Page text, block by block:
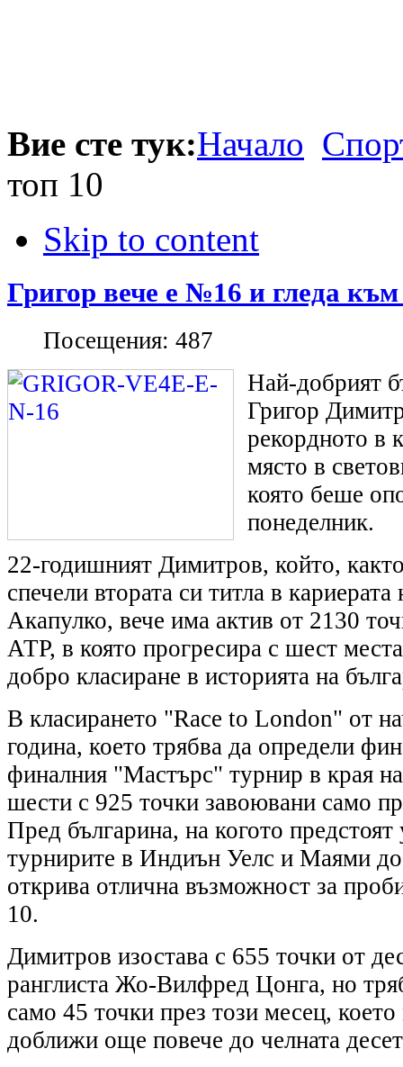
Вие сте тук:Начало
топ 10
Skip to content
Григор вече е №16 и гледа
Посещения: 487
Най-добрият
Григор
рекордното в
място в
която беше
понеделник.
22-годишният Димитров, който,
спечели втората си титла в
Акапулко, вече има актив от 2130
АТР, в която прогресира с шест
добро класиране в историята на
В класирането "Race to London" от
година, което трябва да определи
финалния "Мастърс" турнир в края
шести с 925 точки завоювани само
Пред българина, на когото предстоят
турнирите в Индиън Уелс и Маями до
открива отлична възможност за
10.
Димитров изостава с 655 точки от
ранглиста Жо-Вилфред Цонга, но
само 45 точки през този месец,
доближи още повече до челната